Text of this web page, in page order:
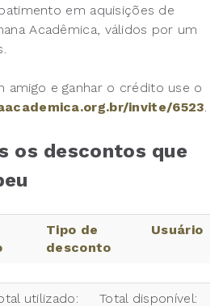
em aquisições de
Acadêmica, válidos por um
amigo e ganhar o crédito use o
invite/6523.
os descontos que
Tipo de
desconto
Usuário
utilizado:
Total disponível: